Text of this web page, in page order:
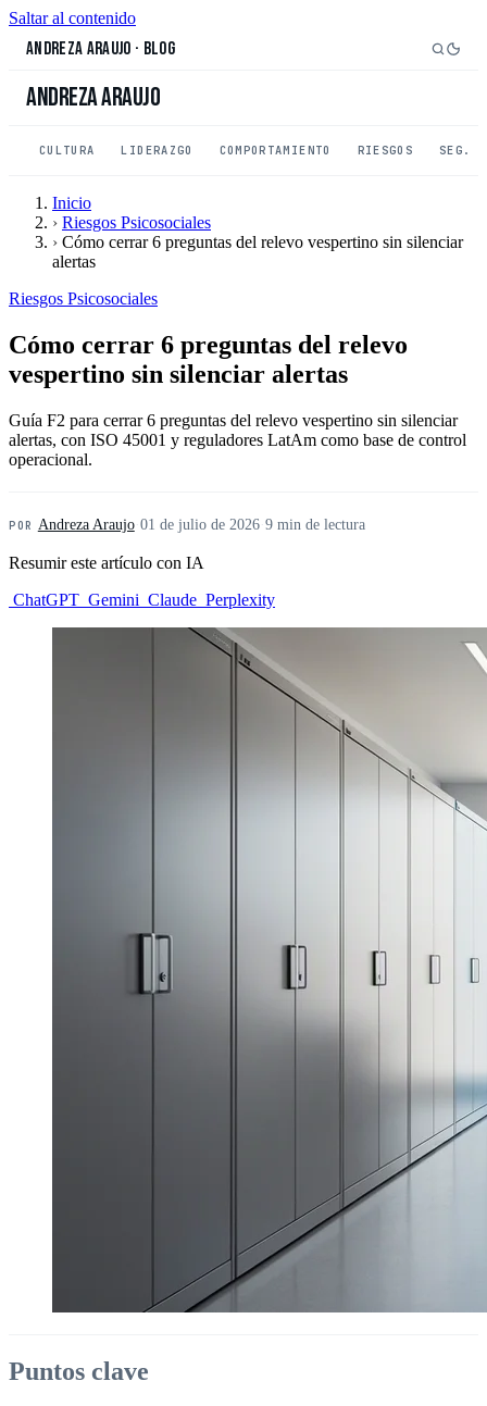
Saltar al contenido
Andreza Araujo · Blog
Andreza Araujo
CULTURA LIDERAZGO COMPORTAMIENTO RIESGOS SEG.
Inicio
› Riesgos Psicosociales
› Cómo cerrar 6 preguntas del relevo vespertino sin silenciar
alertas
Riesgos Psicosociales
Cómo cerrar 6 preguntas del relevo
vespertino sin silenciar alertas
Guía F2 para cerrar 6 preguntas del relevo vespertino sin silenciar
alertas, con ISO 45001 y reguladores LatAm como base de control
operacional.
POR Andreza Araujo· 01 de julio de 2026· 9 min de lectura
Resumir este artículo con IA
ChatGPT Gemini Claude Perplexity
Puntos clave